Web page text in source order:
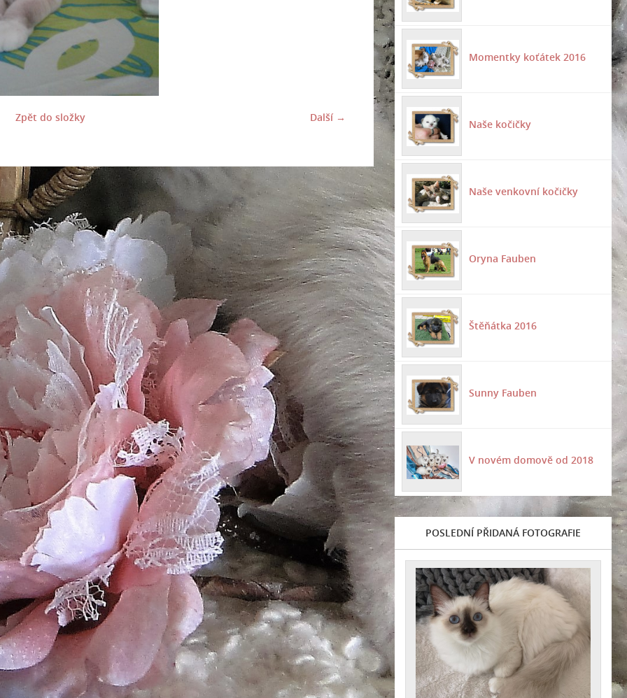
Další →
Zpět do složky
Momentky koťátek 2016
Naše kočičky
Naše venkovní kočičky
Oryna Fauben
Štěňátka 2016
Sunny Fauben
V novém domově od 2018
POSLEDNÍ PŘIDANÁ FOTOGRAFIE